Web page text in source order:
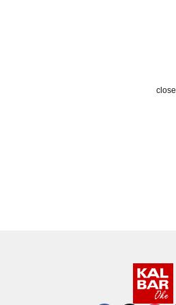
close